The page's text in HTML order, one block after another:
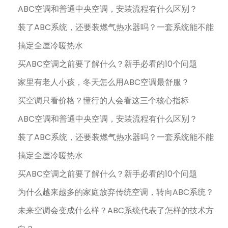
ABC空调和普通中央空调，安装流程有什么区别？
装了ABC系统，还要装燃气热水器吗？一套系统能不能
搞定全屋冷暖热水
买ABC空调之前要了解什么？新手必看的10个问题
家里有老人小孩，冬天怎么用ABC空调最舒服？
买空调只看价格？懂行的人会看这三个核心指标
ABC空调和普通中央空调，安装流程有什么区别？
装了ABC系统，还要装燃气热水器吗？一套系统能不能
搞定全屋冷暖热水
买ABC空调之前要了解什么？新手必看的10个问题
为什么越来越多的家庭放弃传统空调，转向ABC系统？
未来空调会变成什么样？ABC系统代表了怎样的技术方